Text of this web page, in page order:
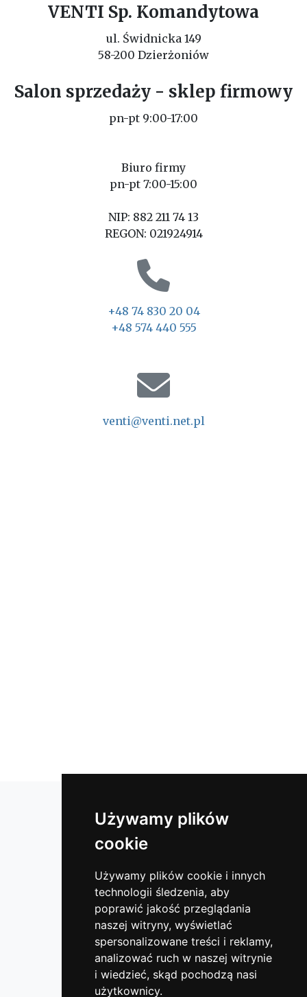
Używamy plików
cookie
Używamy plików cookie i innych
technologii śledzenia, aby
poprawić jakość przeglądania
naszej witryny, wyświetlać
spersonalizowane treści i reklamy,
analizować ruch w naszej witrynie
i wiedzieć, skąd pochodzą nasi
użytkownicy.
VENTI Sp. Komandytowa
ul. Świdnicka 149
58-200 Dzierżoniów
Salon sprzedaży - sklep firmowy
pn-pt 9:00-17:00
Biuro firmy
pn-pt 7:00-15:00
NIP: 882 211 74 13
REGON: 021924914
+48 74 830 20 04
+48 574 440 555
venti@venti.net.pl
Lustra łazienkowe
Lustra okrągłe
Lustra do klubów i sal fitness
Lustra do hotelu
Lustra bezpieczne
Lustra do garderoby
Szyby dekoracyjne - lacobel
Lustra do szaf